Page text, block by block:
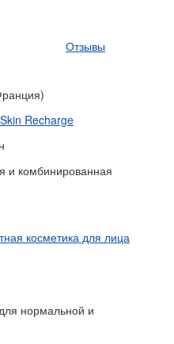
Отзывы
Recharge
и комбинированная
косметика для лица
нормальной и